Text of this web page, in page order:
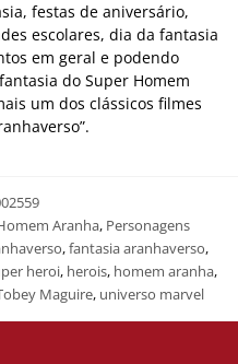
festas de aniversário,
escolares, dia da fantasia
em geral e podendo
do Super Homem
um dos clássicos filmes
Aranha, Personagens
,fantasia aranhaverso,
heroi, herois, homem aranha,
Maguire, universo marvel